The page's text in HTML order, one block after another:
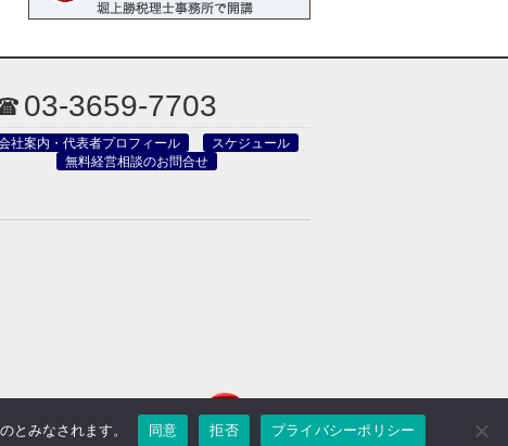
03-3659-7703
社案内・代表者プロフィール
スケジュール
無料経営相談のお問合せ
resereved. Powered by DJCOM Inc.
とみなされます。 同意 拒否 プライバシーポリシー